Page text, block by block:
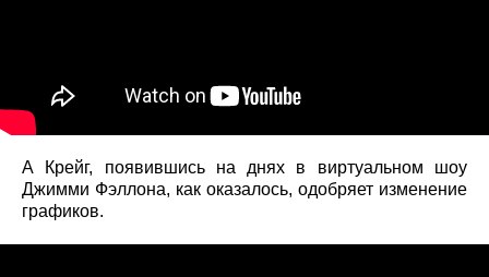
А Крейг, появившись на днях в виртуальном шоу
Джимми Фэллона, как оказалось, одобряет изменение
графиков.